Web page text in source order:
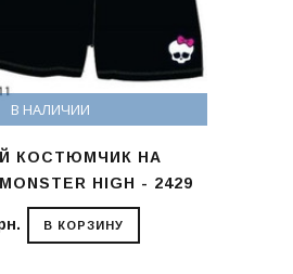
В НАЛИЧИИ
КОСТЮМЧИК НА
HIGH - 2429
В КОРЗИНУ